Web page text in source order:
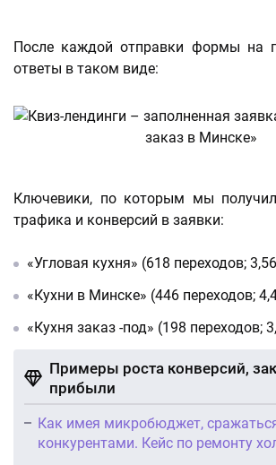
После каждой отправки формы на
ответы в таком виде:
Ключевики, по которым мы
трафика и конверсий в заявки:
«Угловая кухня» (618 переходов;
«Кухни в Минске» (446 переходов;
«Кухня заказ -под» (198 переходов;
Примеры роста конверсий,
прибыли
Как имея микробюджет,
конкурентами. Кейс по ремонту